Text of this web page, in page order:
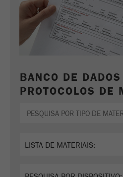
BANCO DE DADOS
PROTOCOLOS DE